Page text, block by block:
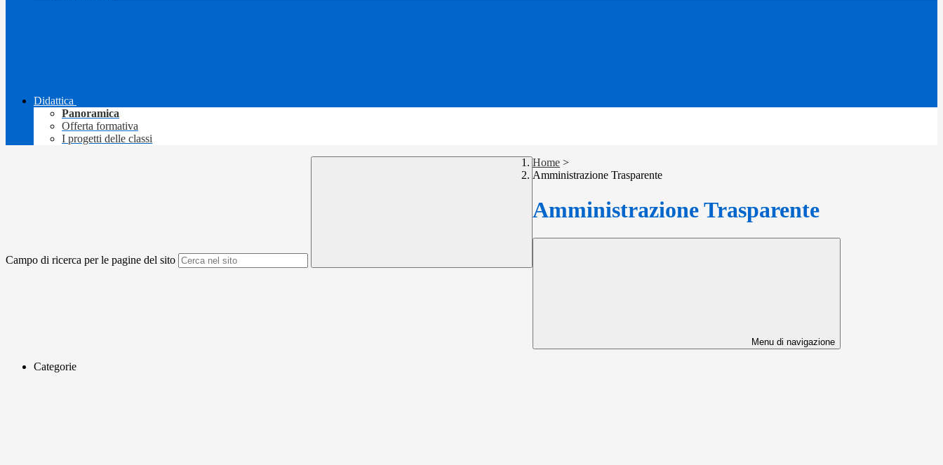
Didattica
Panoramica
Offerta formativa
I progetti delle classi
Campo di ricerca per le pagine del sito
Home >
Amministrazione Trasparente
Amministrazione Trasparente
Menu di navigazione
Categorie